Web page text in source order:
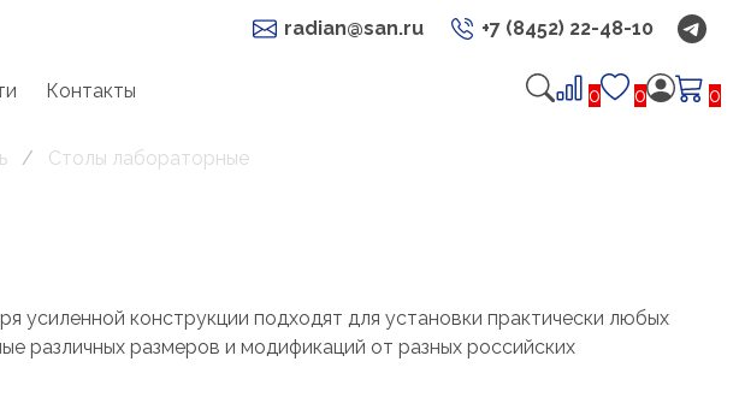
radian@san.ru +7 (8452) 22-48-10
Контакты 0 0 0
Столы лабораторные
усиленной конструкции подходят для установки практически любых
различных размеров и модификаций от разных российских